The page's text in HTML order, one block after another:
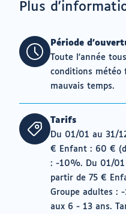
Plus
Période
Toute l'année
conditions météo
mauvais temps.
Tarifs
Du 01/01 au 31/
€ Enfant : 60 €
: -10%. Du 01/01
partir de 75 €
Groupe adultes :
aux 6 - 13 ans.